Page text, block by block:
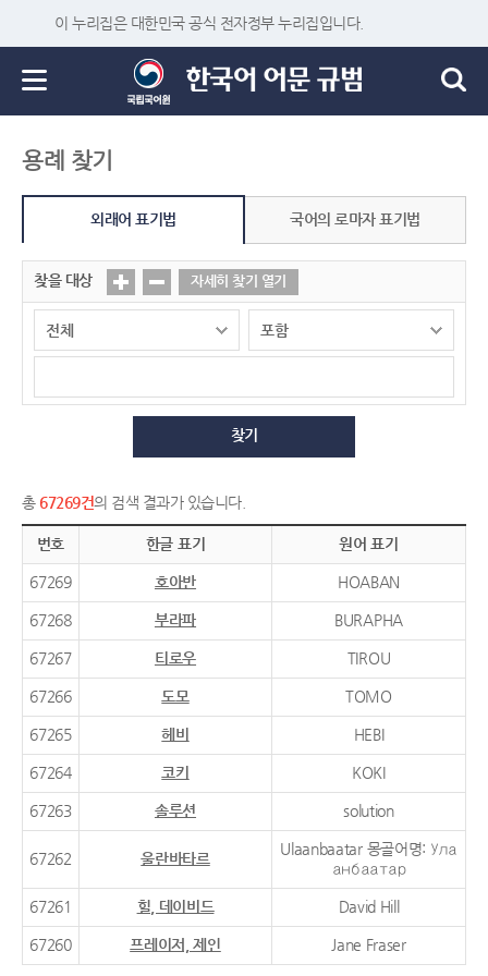
이 누리집은 대한민국 공식 전자정부 누리집입니다.
용례 찾기
외래어 표기법 국어의 로마자 표기법
찾을 대상 자세히 찾기 열기
찾기
총 67269건의 검색 결과가 있습니다.
번호 한글 표기 원어 표기
67269 호아반 HOABAN
67268 부라파 BURAPHA
67267 티로우 TIROU
67266 도모 TOMO
67265 헤비 HEBI
67264 코키 KOKI
67263 솔루션 solution
67262 울란바타르
Ulaanbaatar 몽골어명: Ула
анбаатар
67261 힐, 데이비드 David Hill
67260 프레이저, 제인 Jane Fraser